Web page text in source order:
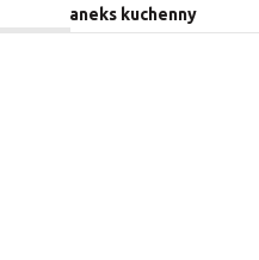
aneks kuchenny